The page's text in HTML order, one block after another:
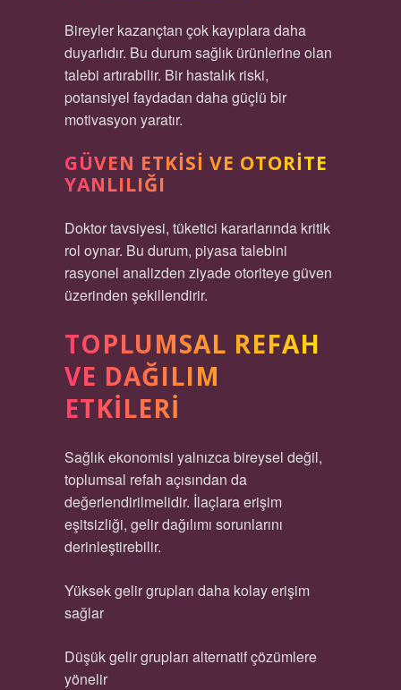
Bireyler kazançtan çok kayıplara daha
duyarlıdır. Bu durum sağlık ürünlerine olan
talebi artırabilir. Bir hastalık riski,
potansiyel faydadan daha güçlü bir
motivasyon yaratır.
GÜVEN ETKISI VE OTORITE
YANLILIĞI
Doktor tavsiyesi, tüketici kararlarında kritik
rol oynar. Bu durum, piyasa talebini
rasyonel analizden ziyade otoriteye güven
üzerinden şekillendirir.
TOPLUMSAL REFAH
VE DAĞILIM
ETKILERI
Sağlık ekonomisi yalnızca bireysel değil,
toplumsal refah açısından da
değerlendirilmelidir. İlaçlara erişim
eşitsizliği, gelir dağılımı sorunlarını
derinleştirebilir.
Yüksek gelir grupları daha kolay erişim
sağlar
Düşük gelir grupları alternatif çözümlere
yönelir